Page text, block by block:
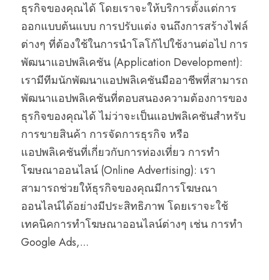
ธุรกิจของคุณได้ โดยเราจะให้บริการตั้งแต่การ
ออกแบบต้นแบบ การปรับแต่ง จนถึงการสร้างไฟล์
ต่างๆ ที่ต้องใช้ในการนำโลโก้ไปใช้งานต่อไป การ
พัฒนาแอปพลิเคชัน (Application Development):
เรามีทีมนักพัฒนาแอปพลิเคชันมืออาชีพที่สามารถ
พัฒนาแอปพลิเคชันที่ตอบสนองความต้องการของ
ธุรกิจของคุณได้ ไม่ว่าจะเป็นแอปพลิเคชันสำหรับ
การขายสินค้า การจัดการธุรกิจ หรือ
แอปพลิเคชันที่เกี่ยวกับการท่องเที่ยว การทำ
โฆษณาออนไลน์ (Online Advertising): เรา
สามารถช่วยให้ธุรกิจของคุณมีการโฆษณา
ออนไลน์ได้อย่างมีประสิทธิภาพ โดยเราจะใช้
เทคนิคการทำโฆษณาออนไลน์ต่างๆ เช่น การทำ
Google Ads,...